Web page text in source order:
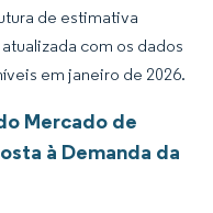
de estimativa
com os dados
em janeiro de 2026.
Mercado de
à Demanda da